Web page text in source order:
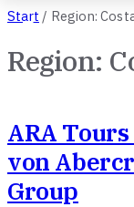
Zum Inhalt springen
Start / Region:
Region:
ARA
von
Group